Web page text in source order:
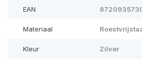
EAN
Materiaal
Kleur Zilver